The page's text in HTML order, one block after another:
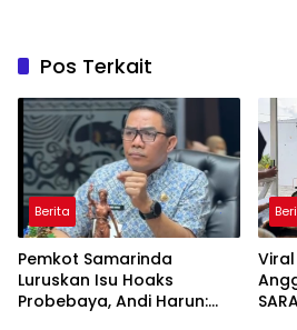
Pos Terkait
Berita
Pemkot Samarinda
Luruskan Isu Hoaks
Probebaya, Andi Harun: